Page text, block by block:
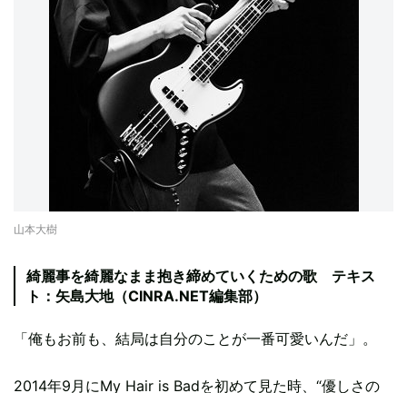
山本大樹
綺麗事を綺麗なまま抱き締めていくための歌 テキス
ト：矢島大地（CINRA.NET編集部）
「俺もお前も、結局は自分のことが一番可愛いんだ」。
2014年9月にMy Hair is Badを初めて見た時、“優しさの